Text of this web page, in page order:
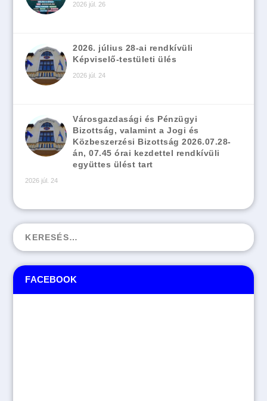
FACEBOOK
2026 júl. 26
2026. július 28-ai rendkívüli
Képviselő-testületi ülés
2026 júl. 24
Városgazdasági és Pénzügyi
Bizottság, valamint a Jogi és
Közbeszerzési Bizottság 2026.07.28-
án, 07.45 órai kezdettel rendkívüli
együttes ülést tart
2026 júl. 24